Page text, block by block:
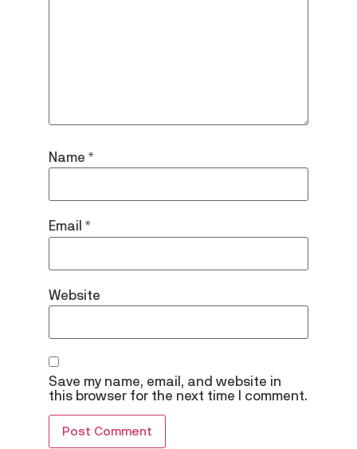
Name*
Email*
Website
Save my name, email, and website in
this browser for the next time I comment.